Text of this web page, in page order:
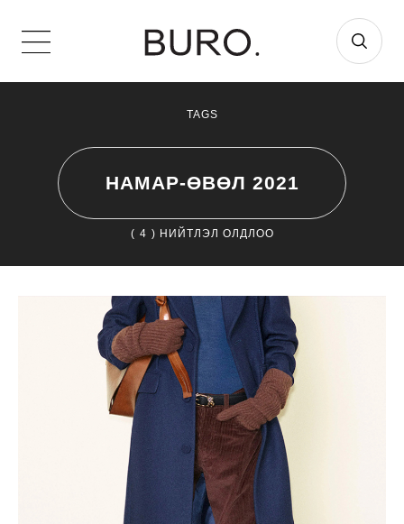
TAGS
НАМАР-ӨВӨЛ 2021
( 4 ) НИЙТЛЭЛ ОЛДЛОО